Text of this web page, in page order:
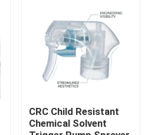
CRC Child Resistant
Chemical Solvent